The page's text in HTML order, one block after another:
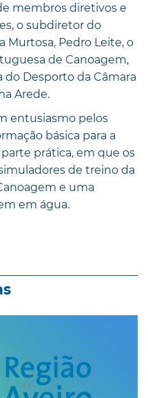
membros diretivos e
o subdiretor do
Murtosa, Pedro Leite, o
de Canoagem,
do Desporto da Câmara
Arede.
entusiasmo pelos
básica para a
prática, em que os
de treino da
e uma
em água.